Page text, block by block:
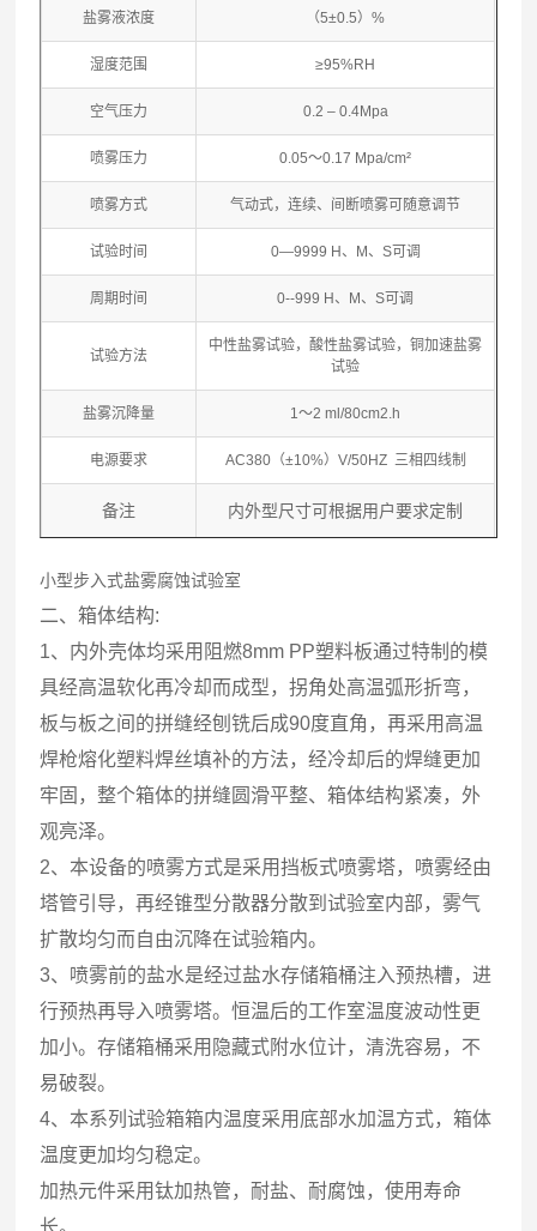
盐雾液浓度 （5±0.5）%
湿度范围 ≥95%RH
空气压力 0.2 – 0.4Mpa
喷雾压力 0.05～0.17 Mpa/cm²
喷雾方式 气动式，连续、间断喷雾可随意调节
试验时间 0—9999 H、M、S可调
周期时间 0--999 H、M、S可调
试验方法
中性盐雾试验，酸性盐雾试验，铜加速盐雾
试验
盐雾沉降量 1～2 ml/80cm2.h
电源要求 AC380（±10%）V/50HZ 三相四线制
备注 内外型尺寸可根据用户要求定制
小型步入式盐雾腐蚀试验室
二、箱体结构:
1、内外壳体均采用阻燃8mm PP塑料板通过特制的模
具经高温软化再冷却而成型，拐角处高温弧形折弯，
板与板之间的拼缝经刨铣后成90度直角，再采用高温
焊枪熔化塑料焊丝填补的方法，经冷却后的焊缝更加
牢固，整个箱体的拼缝圆滑平整、箱体结构紧凑，外
观亮泽。
2、本设备的喷雾方式是采用挡板式喷雾塔，喷雾经由
塔管引导，再经锥型分散器分散到试验室内部，雾气
扩散均匀而自由沉降在试验箱内。
3、喷雾前的盐水是经过盐水存储箱桶注入预热槽，进
行预热再导入喷雾塔。恒温后的工作室温度波动性更
加小。存储箱桶采用隐藏式附水位计，清洗容易，不
易破裂。
4、本系列试验箱箱内温度采用底部水加温方式，箱体
温度更加均匀稳定。
加热元件采用钛加热管，耐盐、耐腐蚀，使用寿命
长。